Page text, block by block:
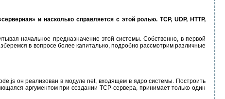
и насколько справляется с этой ролью. TCP, UDP, HTTP,
начальное предназначение этой системы. Собственно, в первой
в вопросе более капитально, подробно рассмотрим различные
он реализован в модуле net, входящем в ядро системы. Построить
аргументом при создании TCP-сервера, принимает только один